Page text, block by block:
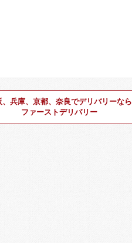
、兵庫、京都、奈良でデリバリーなら
ファーストデリバリー